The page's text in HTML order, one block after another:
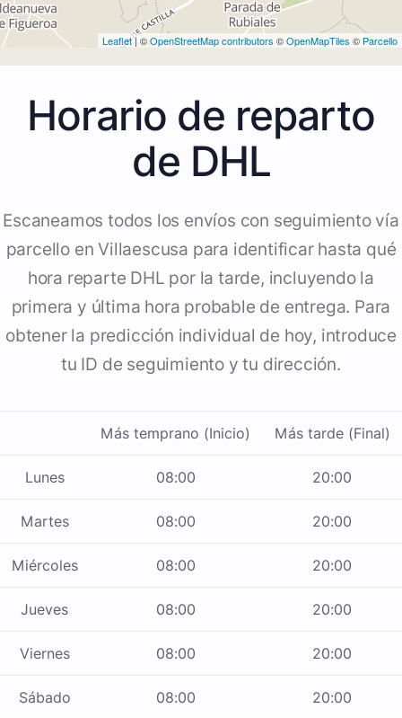
Leaflet| ©OpenStreetMap contributors ©OpenMapTiles © Parcello
Horario de reparto
de DHL
Escaneamos todos los envíos con seguimiento vía
parcello en Villaescusa para identificar hasta qué
hora reparte DHL por la tarde, incluyendo la
primera y última hora probable de entrega. Para
obtener la predicción individual de hoy, introduce
tu ID de seguimiento y tu dirección.
Más temprano (Inicio) Más tarde (Final)
Lunes 08:00 20:00
Martes 08:00 20:00
Miércoles 08:00 20:00
Jueves 08:00 20:00
Viernes 08:00 20:00
Sábado 08:00 20:00